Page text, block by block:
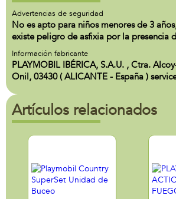
Advertencias de seguridad
No es apto para niños menores de 3
existe peligro de asfixia por la presencia
Información fabricante
PLAYMOBIL IBÉRICA, S.A.U. , Ctra.
Onil, 03430 ( ALICANTE - España )
Artículos relacionados